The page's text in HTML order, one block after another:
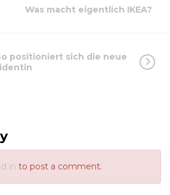
Was macht eigentlich IKEA?
positioniert sich die neue
in to post a comment.